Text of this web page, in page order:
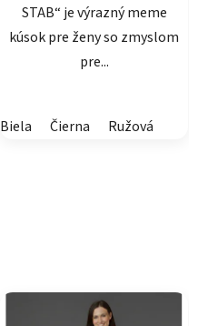
STAB“ je výrazný meme
kúsok pre ženy so zmyslom
pre...
Biela Čierna Ružová